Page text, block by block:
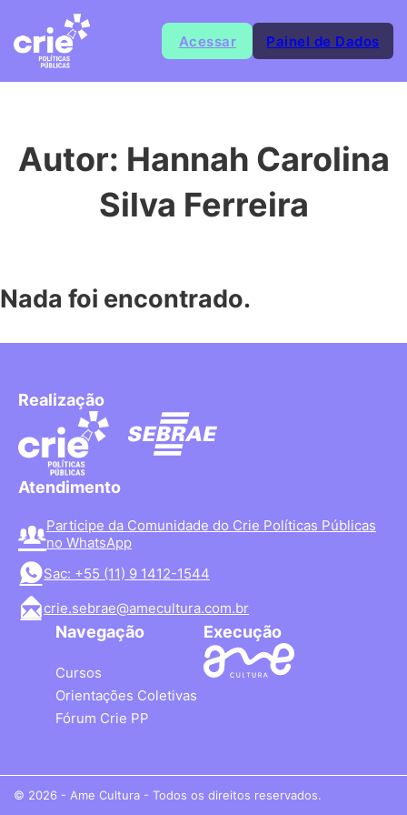
Acessar Painel de Dados
Autor: Hannah Carolina
Silva Ferreira
Nada foi encontrado.
Realização
Atendimento
Participe da Comunidade do Crie Políticas Públicas
no WhatsApp
Sac: +55 (11) 9 1412-1544
crie.sebrae@amecultura.com.br
Navegação
Cursos
Orientações Coletivas
Fórum Crie PP
Execução
© 2026 - Ame Cultura - Todos os direitos reservados.